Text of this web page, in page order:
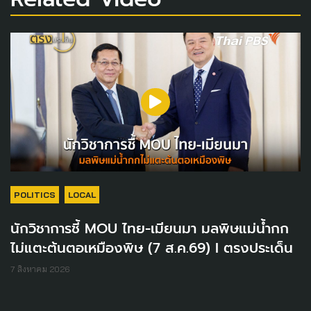
POLITICS LOCAL
นักวิชาการชี้ MOU ไทย-เมียนมา มลพิษแม่น้ำกก
ไม่แตะต้นตอเหมืองพิษ (7 ส.ค.69) I ตรงประเด็น
7 สิงหาคม 2026